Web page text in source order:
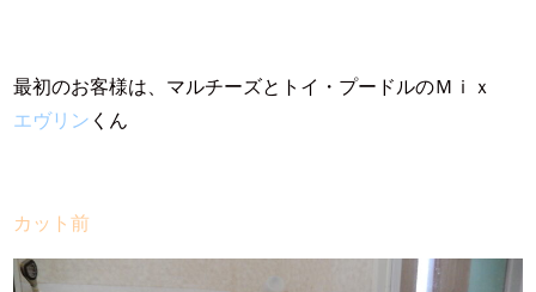
最初のお客様は、マルチーズとトイ・プードルのＭｉｘ
エヴリン くん
カット前